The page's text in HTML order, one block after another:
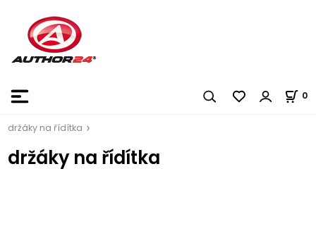
0
držáky na řídítka
držáky na řídítka